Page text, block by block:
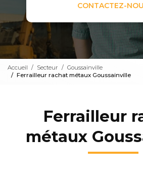
CONTACTEZ-
Accueil Secteur
Goussainville
Ferrailleur rachat métaux Goussainville
Ferrailleur
métaux